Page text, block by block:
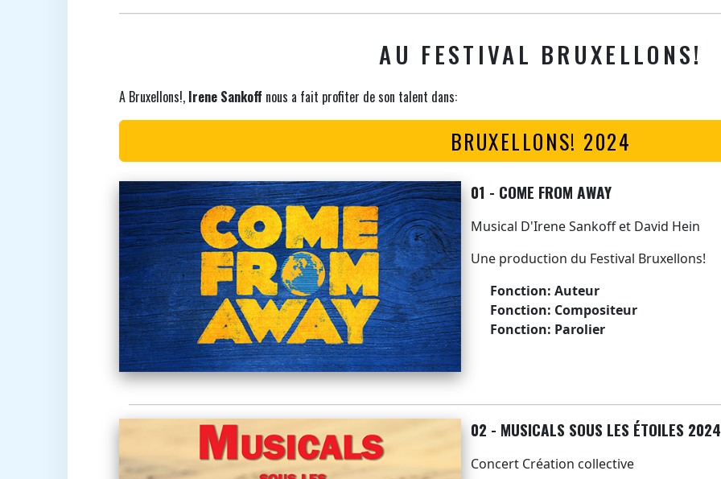
AU FESTIVAL BRUXELLONS!
A Bruxellons!, Irene Sankoff nous a fait profiter de son talent dans:
BRUXELLONS! 2024
01 - COME FROM AWAY
Musical D'Irene Sankoff et David Hein
Une production du Festival Bruxellons!
Fonction: Auteur
Fonction: Compositeur
Fonction: Parolier
02 - MUSICALS SOUS LES ÉTOILES
Concert Création collective